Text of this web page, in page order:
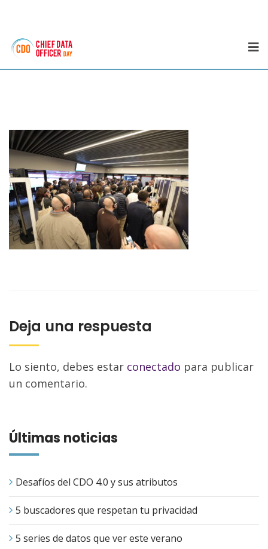
Deja una respuesta
Lo siento, debes estar conectado para publicar
un comentario.
Últimas noticias
Desafíos del CDO 4.0 y sus atributos
5 buscadores que respetan tu privacidad
5 series de datos que ver este verano